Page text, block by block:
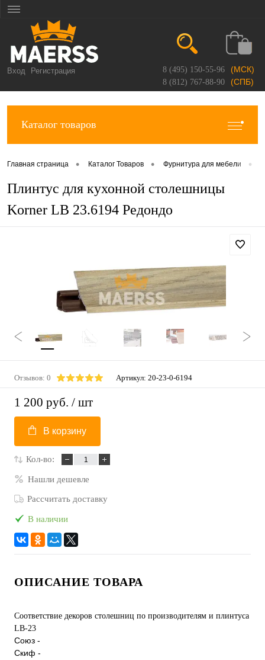
Вход Регистрация 8 (495) 150-55-96 (МСК)
8 (812) 767-88-90 (СПБ)
Каталог товаров
Главная страница • Каталог Товаров • Фурнитура для мебели •
Плинтус для кухонной столешницы
Korner LB 23.6194 Редондо
Отзывов: 0 Артикул: 20-23-0-6194
1 200 руб. / шт
В корзину
Кол-во:
Нашли дешевле
Рассчитать доставку
В наличии
ОПИСАНИЕ ТОВАРА
Соответствие декоров столешниц по производителям и плинтуса
LB-23
Союз -
Скиф -